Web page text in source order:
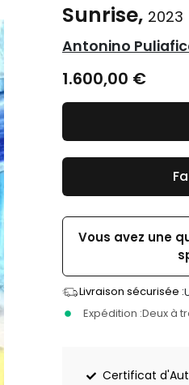
Sunrise, 2023
Antonino
1.600,00 €
Vous avez une
Livraison sécurisée :
Expédition :Deux à
Certificat